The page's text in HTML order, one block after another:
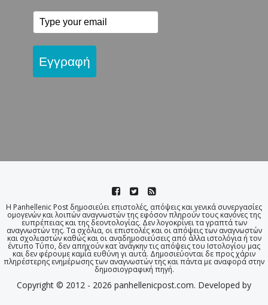
Εγγραφή
Η Panhellenic Post δημοσιεύει επιστολές, απόψεις και γενικά συνεργασίες
ομογενών και λοιπών αναγνωστών της εφόσον πληρούν τους κανόνες της
ευπρέπειας και της δεοντολογίας. Δεν λογοκρίνει τα γραπτά των
αναγνωστών της. Τα σχόλια, οι επιστολές και οι απόψεις των αναγνωστών
και σχολιαστών καθώς και οι αναδημοσιεύσεις από άλλα ιστολόγια ή τον
έντυπο Τύπο, δεν απηχούν κατ΄ ανάγκην τις απόψεις του Ιστολογίου μας
και δεν φέρουμε καμία ευθύνη γι αυτά. Δημοσιεύονται δε προς χάριν
πληρέστερης ενημέρωσης των αναγνωστών της και πάντα με αναφορά στην
δημοσιογραφική πηγή.
Copyright © 2012 - 2026 panhellenicpost.com. Developed by